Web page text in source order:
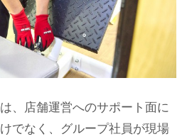
、店舗運営へのサポート面に
でなく、グループ社員が現場